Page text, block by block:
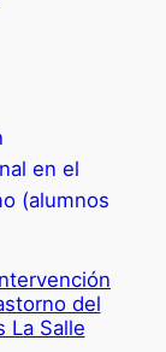
del
La Salle